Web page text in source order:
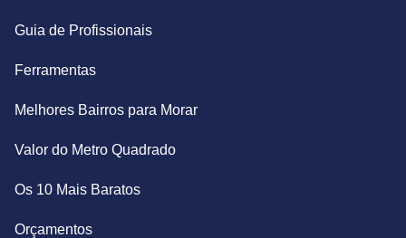
Guia de Profissionais
Ferramentas
Melhores Bairros para Morar
Valor do Metro Quadrado
Os 10 Mais Baratos
Orçamentos